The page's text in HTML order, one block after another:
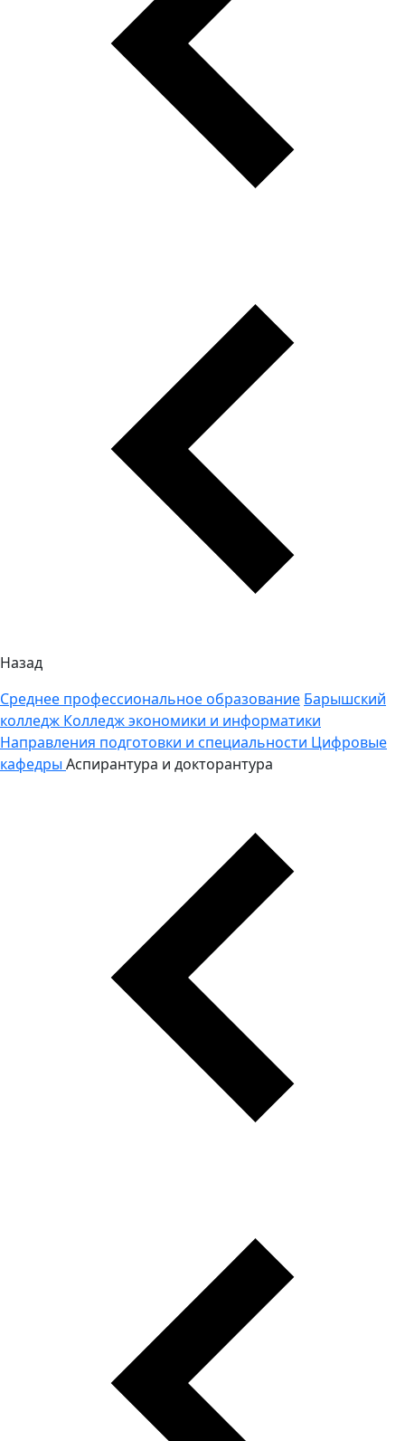
Назад
Среднее профессиональное образование Барышский
колледж Колледж экономики и информатики
Направления подготовки и специальности Цифровые
кафедры Аспирантура и докторантура